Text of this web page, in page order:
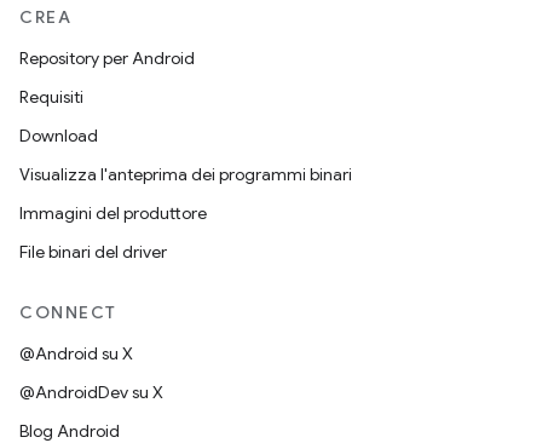
CREA
Repository per Android
Requisiti
Download
Visualizza l'anteprima dei programmi binari
Immagini del produttore
File binari del driver
CONNECT
@Android su X
@AndroidDev su X
Blog Android